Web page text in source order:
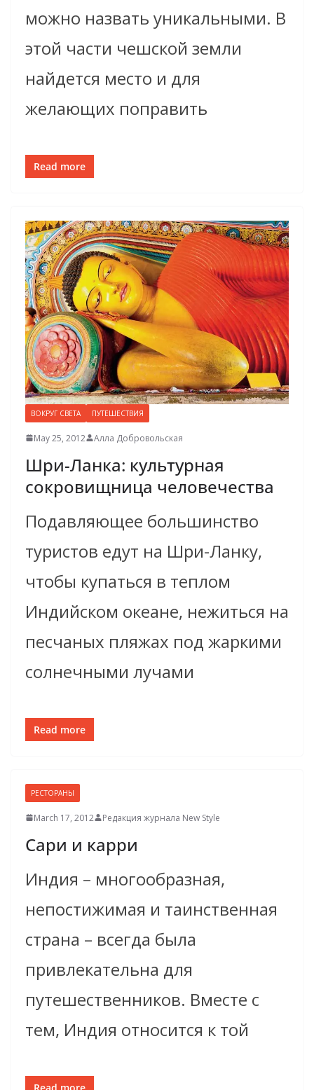
можно назвать уникальными. В
этой части чешской земли
найдется место и для
желающих поправить
Read more
ВОКРУГ СВЕТА ПУТЕШЕСТВИЯ
May 25, 2012 Алла Добровольская
Шри-Ланка: культурная
сокровищница человечества
Подавляющее большинство
туристов едут на Шри-Ланку,
чтобы купаться в теплом
Индийском океане, нежиться на
песчаных пляжах под жаркими
солнечными лучами
Read more
РЕСТОРАНЫ
March 17, 2012 Редакция журнала New Style
Сари и карри
Индия – многообразная,
непостижимая и таинственная
страна – всегда была
привлекательна для
путешественников. Вместе с
тем, Индия относится к той